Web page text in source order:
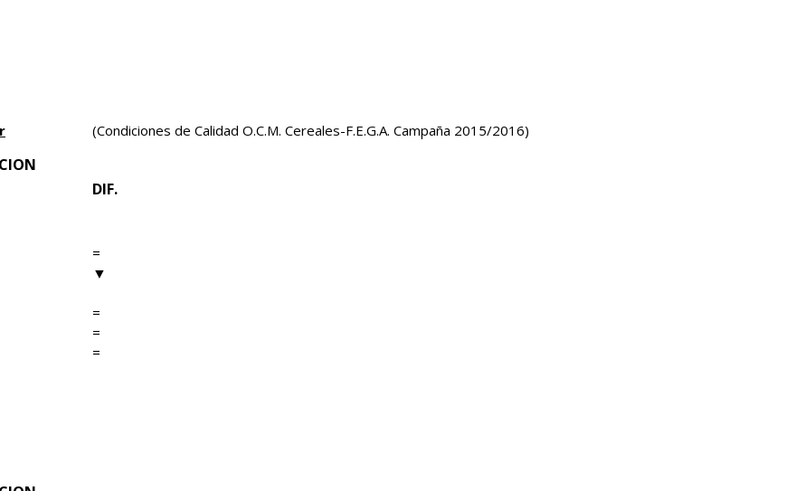
(Condiciones de Calidad O.C.M. Cereales-F.E.G.A. Campaña 2015/2016)
DIF.
=
▼
=
=
=